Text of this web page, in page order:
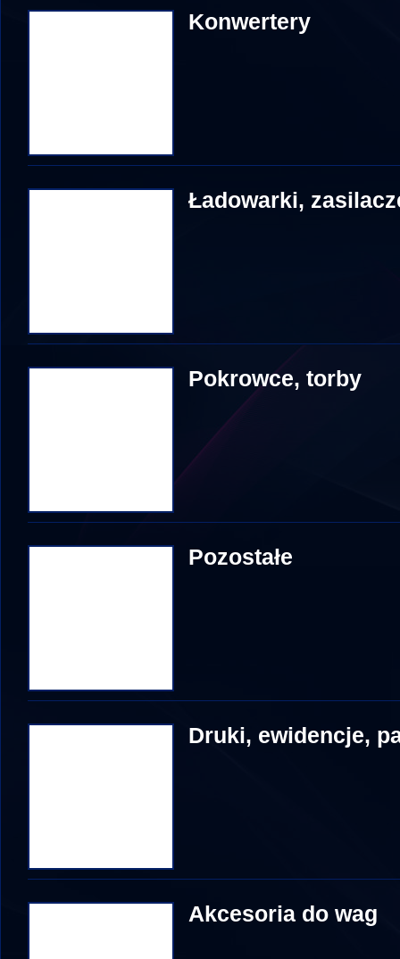
Konwertery
Ładowarki,
Pokrowce, torby
Pozostałe
Druki, ewidencje,
Akcesoria do wag